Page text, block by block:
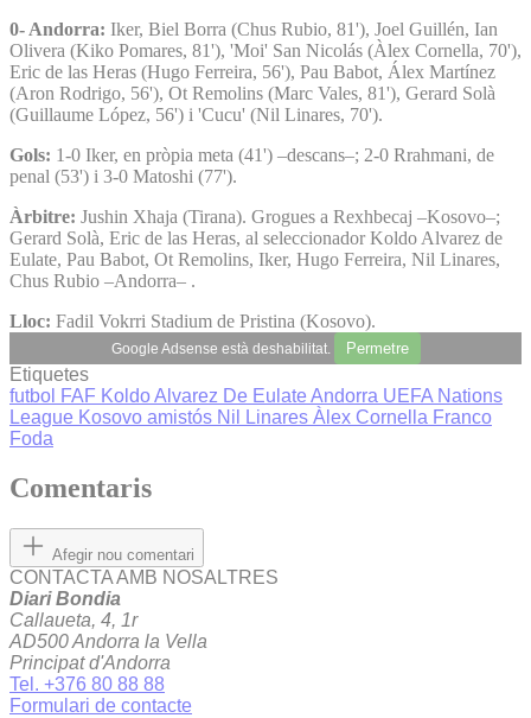
0- Andorra: Iker, Biel Borra (Chus Rubio, 81'), Joel Guillén, Ian
Olivera (Kiko Pomares, 81'), 'Moi' San Nicolás (Àlex Cornella, 70'),
Eric de las Heras (Hugo Ferreira, 56'), Pau Babot, Álex Martínez
(Aron Rodrigo, 56'), Ot Remolins (Marc Vales, 81'), Gerard Solà
(Guillaume López, 56') i 'Cucu' (Nil Linares, 70').
Gols: 1-0 Iker, en pròpia meta (41') –descans–; 2-0 Rrahmani, de
penal (53') i 3-0 Matoshi (77').
Àrbitre: Jushin Xhaja (Tirana). Grogues a Rexhbecaj –Kosovo–;
Gerard Solà, Eric de las Heras, al seleccionador Koldo Alvarez de
Eulate, Pau Babot, Ot Remolins, Iker, Hugo Ferreira, Nil Linares,
Chus Rubio –Andorra– .
Lloc: Fadil Vokrri Stadium de Pristina (Kosovo).
Google Adsense està deshabilitat. Permetre
Etiquetes
futbol FAF Koldo Alvarez De Eulate Andorra UEFA Nations
League Kosovo amistós Nil Linares Àlex Cornella Franco
Foda
Comentaris
Afegir nou comentari
CONTACTA AMB NOSALTRES
Diari Bondia
Callaueta, 4, 1r
AD500 Andorra la Vella
Principat d'Andorra
Tel. +376 80 88 88
Formulari de contacte